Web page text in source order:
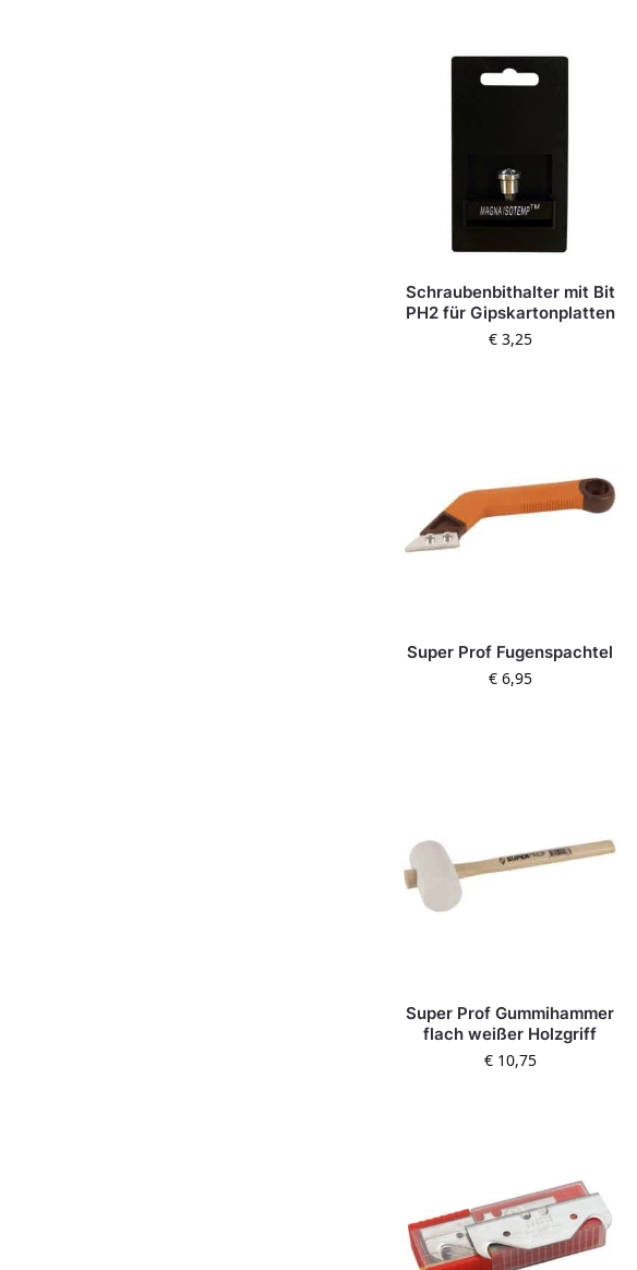
Schraubenbithalter mit Bit
PH2 für Gipskartonplatten
€3,25
Super Prof Fugenspachtel
€6,95
Super Prof Gummihammer
flach weißer Holzgriff
€10,75